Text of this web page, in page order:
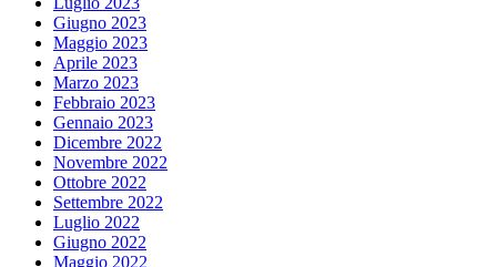
Giugno 2023
Maggio 2023
Aprile 2023
Marzo 2023
Febbraio 2023
Gennaio 2023
Dicembre 2022
Novembre 2022
Ottobre 2022
Settembre 2022
Luglio 2022
Giugno 2022
Maggio 2022